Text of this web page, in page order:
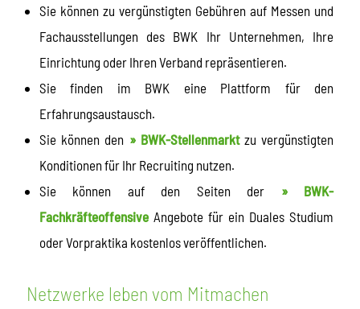
Sie können zu vergünstigten Gebühren auf Messen und
Fachausstellungen des BWK Ihr Unternehmen, Ihre
Einrichtung oder Ihren Verband repräsentieren.
Sie finden im BWK eine Plattform für den
Erfahrungsaustausch.
Sie können den » BWK-Stellenmarktzu vergünstigten
Konditionen für Ihr Recruiting nutzen.
Sie können auf den Seiten der » BWK-
Fachkräfteoffensive Angebote für ein Duales Studium
oder Vorpraktika kostenlos veröffentlichen.
Netzwerke leben vom Mitmachen